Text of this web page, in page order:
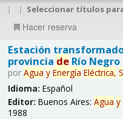
| | Seleccionar títulos
Hacer reserva
Estación
provincia deRío Negro
por Agua y Energía Eléctrica,
Idioma: Español
Editor: Buenos Aires: Agua y
1988